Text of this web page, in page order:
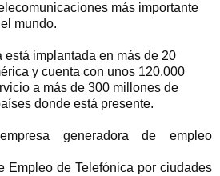
más importante
mundo.
está implantada en más de 20
y cuenta con unos 120.000
a más de 300 millones de
donde está presente.
generadora de empleo
Empleo de Telefónica por ciudades